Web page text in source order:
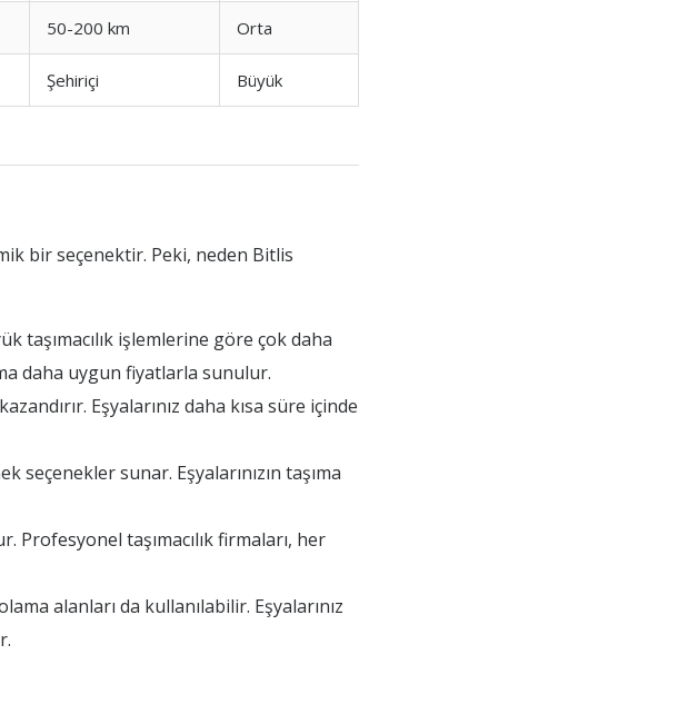
50-200 km Orta
Şehiriçi Büyük
bir seçenektir. Peki, neden Bitlis
taşımacılık işlemlerine göre çok daha
daha uygun fiyatlarla sunulur.
Eşyalarınız daha kısa süre içinde
seçenekler sunar. Eşyalarınızın taşıma
Profesyonel taşımacılık firmaları, her
alanları da kullanılabilir. Eşyalarınız